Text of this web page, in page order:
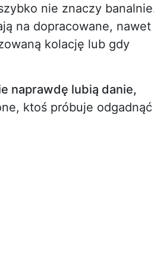
nie znaczy
na dopracowane, nawet
kolację lub gdy
naprawdę lubią danie,
ktoś próbuje odgadnąć